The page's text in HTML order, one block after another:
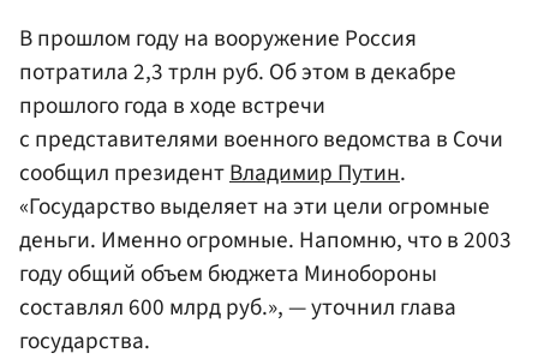
В прошлом году на вооружение Россия
потратила 2,3 трлн руб. Об этом в декабре
прошлого года в ходе встречи
с представителями военного ведомства в Сочи
сообщил президентВладимир Путин.
«Государство выделяет на эти цели огромные
деньги. Именно огромные. Напомню, что в 2003
году общий объем бюджета Минобороны
составлял 600 млрд руб.», — уточнил глава
государства.